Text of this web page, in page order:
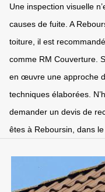
Une inspection visuelle
causes de fuite. A
toiture, il est
comme RM Couverture.
en œuvre une approche
techniques élaborées.
demander un devis de
êtes à Reboursin, dans le